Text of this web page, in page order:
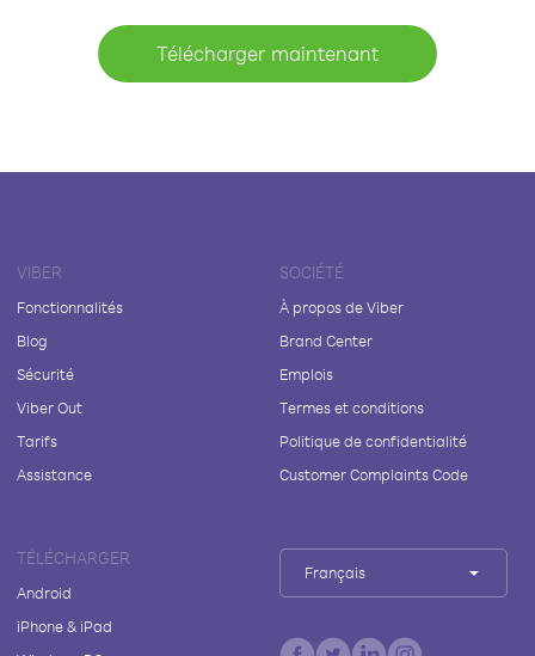
Télécharger maintenant
VIBER
Fonctionnalités
Blog
Sécurité
Viber Out
Tarifs
Assistance
SOCIÉTÉ
À propos de Viber
Brand Center
Emplois
Termes et conditions
Politique de confidentialité
Customer Complaints Code
TÉLÉCHARGER
Android
iPhone & iPad
Français